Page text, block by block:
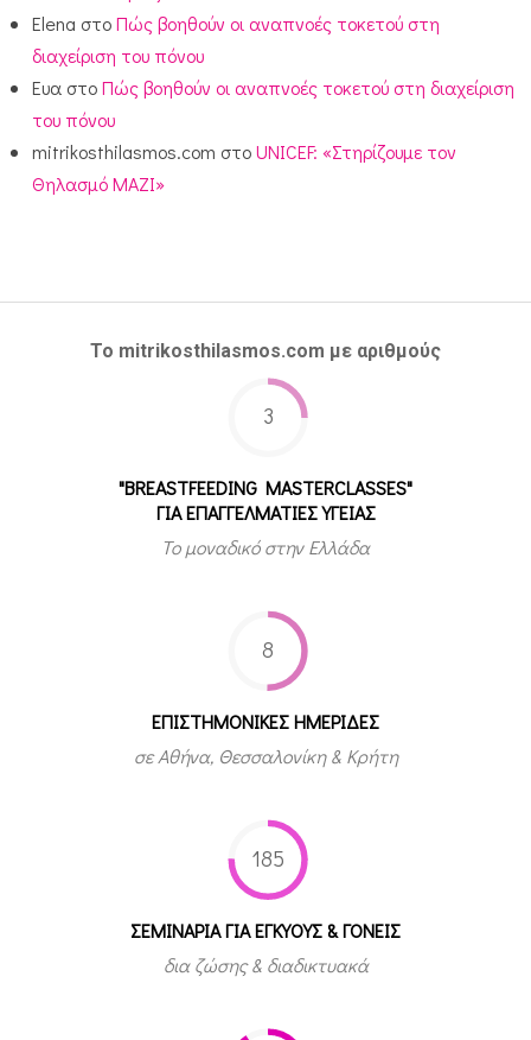
Elena στοΠώς βοηθούν οι αναπνοές τοκετού στη
διαχείριση του πόνου
Ευα στοΠώς βοηθούν οι αναπνοές τοκετού στη διαχείριση
του πόνου
mitrikosthilasmos.com στοUNICEF: «Στηρίζουμε τον
Θηλασμό ΜΑΖΙ»
Το mitrikosthilasmos.com με αριθμούς
3
"BREASTFEEDING MASTERCLASSES"
ΓΙΑ ΕΠΑΓΓΕΛΜΑΤΙΕΣ ΥΓΕΙΑΣ
Το μοναδικό στην Ελλάδα
8
ΕΠΙΣΤΗΜΟΝΙΚΕΣ ΗΜΕΡΙΔΕΣ
σε Αθήνα, Θεσσαλονίκη & Κρήτη
185
ΣΕΜΙΝΑΡΙΑ ΓΙΑ ΕΓΚΥΟΥΣ & ΓΟΝΕΙΣ
δια ζώσης & διαδικτυακά